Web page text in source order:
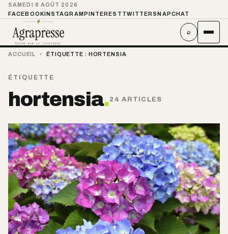
SAMEDI 8 AOÛT 2026
FACEBOOKINSTAGRAMPINTEREST TWITTER SNAPCHAT
⌕
ACCUEIL › ÉTIQUETTE : HORTENSIA
ÉTIQUETTE
hortensia.24 ARTICLES